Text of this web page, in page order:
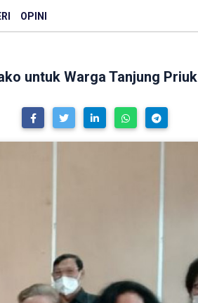
OPINI
untuk Warga Tanjung Priuk